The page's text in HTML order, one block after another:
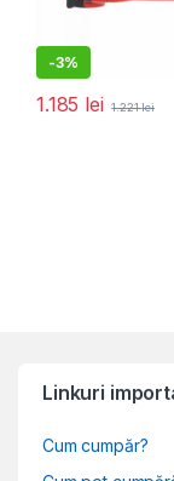
-3%
1.185 lei 1.221lei
Linkuri
Cum cumpăr?